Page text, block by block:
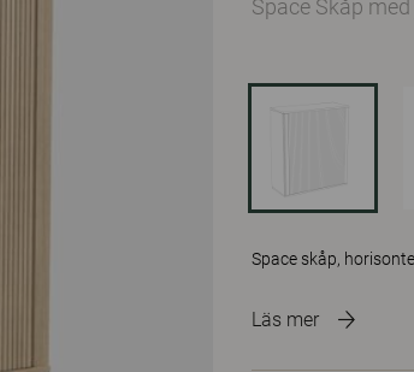
Space Skåp
Space skåp,
Läs mer